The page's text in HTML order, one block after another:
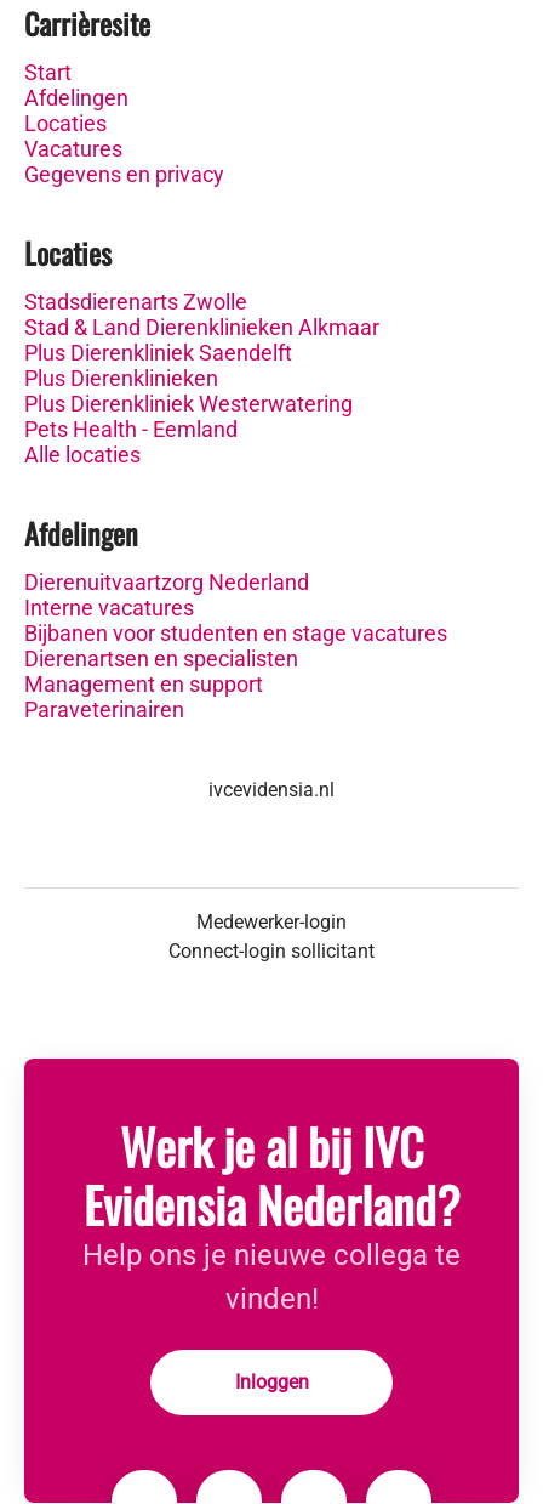
Carrièresite
Start
Afdelingen
Locaties
Vacatures
Gegevens en privacy
Locaties
Stadsdierenarts Zwolle
Stad & Land Dierenklinieken Alkmaar
Plus Dierenkliniek Saendelft
Plus Dierenklinieken
Plus Dierenkliniek Westerwatering
Pets Health - Eemland
Alle locaties
Afdelingen
Dierenuitvaartzorg Nederland
Interne vacatures
Bijbanen voor studenten en stage vacatures
Dierenartsen en specialisten
Management en support
Paraveterinairen
ivcevidensia.nl
Medewerker-login
Connect-login sollicitant
Werk je al bij IVC
Evidensia Nederland?
Help ons je nieuwe collega te
vinden!
Inloggen